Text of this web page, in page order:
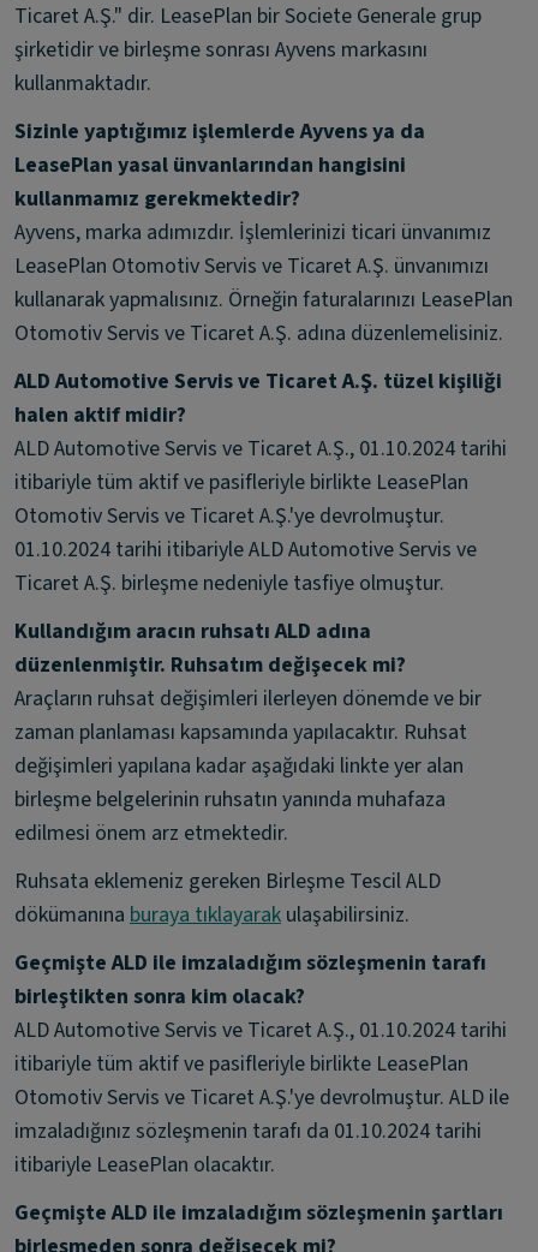
Ticaret A.Ş." dir. LeasePlan bir Societe Generale grup
şirketidir ve birleşme sonrası Ayvens markasını
kullanmaktadır.
Sizinle yaptığımız işlemlerde Ayvens ya da
LeasePlan yasal ünvanlarından hangisini
kullanmamız gerekmektedir?
Ayvens, marka adımızdır. İşlemlerinizi ticari ünvanımız
LeasePlan Otomotiv Servis ve Ticaret A.Ş. ünvanımızı
kullanarak yapmalısınız. Örneğin faturalarınızı LeasePlan
Otomotiv Servis ve Ticaret A.Ş. adına düzenlemelisiniz.
ALD Automotive Servis ve Ticaret A.Ş. tüzel kişiliği
halen aktif midir?
ALD Automotive Servis ve Ticaret A.Ş., 01.10.2024 tarihi
itibariyle tüm aktif ve pasifleriyle birlikte LeasePlan
Otomotiv Servis ve Ticaret A.Ş.'ye devrolmuştur.
01.10.2024 tarihi itibariyle ALD Automotive Servis ve
Ticaret A.Ş. birleşme nedeniyle tasfiye olmuştur.
Kullandığım aracın ruhsatı ALD adına
düzenlenmiştir. Ruhsatım değişecek mi?
Araçların ruhsat değişimleri ilerleyen dönemde ve bir
zaman planlaması kapsamında yapılacaktır. Ruhsat
değişimleri yapılana kadar aşağıdaki linkte yer alan
birleşme belgelerinin ruhsatın yanında muhafaza
edilmesi önem arz etmektedir.
Ruhsata eklemeniz gereken Birleşme Tescil ALD
dökümanına buraya tıklayarak ulaşabilirsiniz.
Geçmişte ALD ile imzaladığım sözleşmenin tarafı
birleştikten sonra kim olacak?
ALD Automotive Servis ve Ticaret A.Ş., 01.10.2024 tarihi
itibariyle tüm aktif ve pasifleriyle birlikte LeasePlan
Otomotiv Servis ve Ticaret A.Ş.'ye devrolmuştur. ALD ile
imzaladığınız sözleşmenin tarafı da 01.10.2024 tarihi
itibariyle LeasePlan olacaktır.
Geçmişte ALD ile imzaladığım sözleşmenin şartları